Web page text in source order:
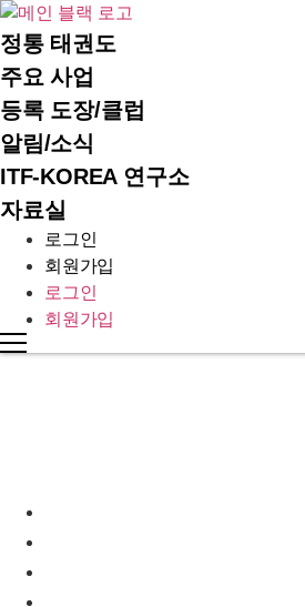
콘
텐
츠
로
건
너
뛰
기
정통 태권도
주요 사업
등록 도장/클럽
알림/소식
ITF-KOREA 연구소
자료실
로그인
회원가입
로그인
회원가입